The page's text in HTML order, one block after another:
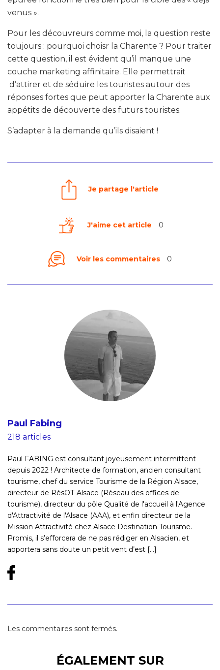
venus ».
Pour les découvreurs comme moi, la question reste
toujours : pourquoi choisr la Charente ? Pour traiter
cette question, il est évident qu’il manque une
couche marketing affinitaire. Elle permettrait
d’attirer et de séduire les touristes autour des
réponses fortes que peut apporter la Charente aux
appétits de découverte des futurs touristes.
S’adapter à la demande qu’ils disaient !
Je partage l'article
J'aime cet article 0
Voir les commentaires 0
Paul Fabing
218 articles
Paul FABING est consultant joyeusement intermittent
depuis 2022 ! Architecte de formation, ancien consultant
tourisme, chef du service Tourisme de la Région Alsace,
directeur de RésOT-Alsace (Réseau des offices de
tourisme), directeur du pôle Qualité de l'accueil à l'Agence
d'Attractivité de l'Alsace (AAA), et enfin directeur de la
Mission Attractivité chez Alsace Destination Tourisme.
Promis, il s’efforcera de ne pas rédiger en Alsacien, et
apportera sans doute un petit vent d’est [...]
Les commentaires sont fermés.
ÉGALEMENT SUR